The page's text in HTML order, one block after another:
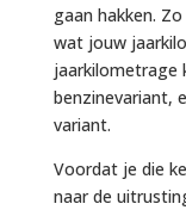
gaan hakken.
wat jouw
jaarkilometrage
benzinevariant,
variant.
Voordat je die
naar de